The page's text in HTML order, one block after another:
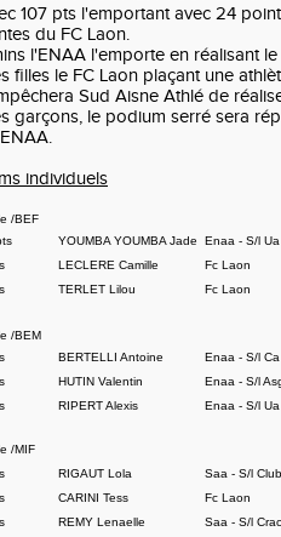
107 pts l'emportant avec 24
du FC Laon.
l'ENAA l'emporte en réalisant
filles le FC Laon plaçant une
Sud Aisne Athlé de
garçons, le podium serré sera
individuels
/BEF
YOUMBA YOUMBA Jade
Enaa - S/l
LECLERE Camille
Fc Laon
TERLET Lilou Fc Laon
/BEM
BERTELLI Antoine
Enaa - S/l
HUTIN Valentin
Enaa - S/l
RIPERT Alexis Enaa - S/l
/MIF
RIGAUT Lola
Saa - S/l
CARINI Tess
Fc Laon
REMY Lenaelle Saa - S/l